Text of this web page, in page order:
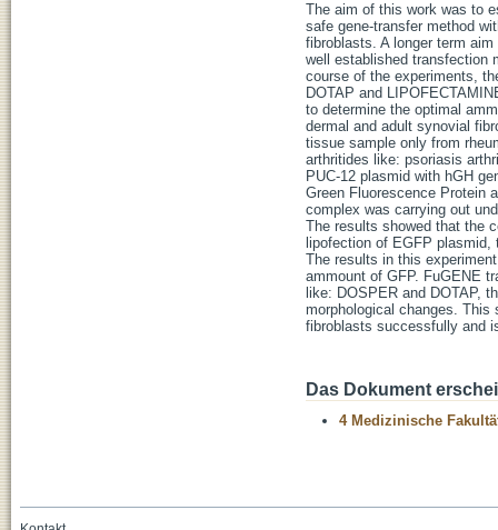
The aim of this work was to
safe gene-transfer method
fibroblasts. A longer term
well established transfection
course of the experiments,
DOTAP and
to determine the optimal
dermal and adult synovial
tissue sample only from
arthritides like: psoriasis
PUC-12 plasmid with hGH
Green Fluorescence Protein
complex was carrying out
The results showed that the
lipofection of EGFP
The results in this
ammount of GFP. FuGENE
like: DOSPER and DOTAP,
morphological changes.
fibroblasts successfully and
Das Dokument
4 Medizinische